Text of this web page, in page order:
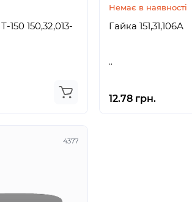
Немає в наявності
Гайка 151,31,106А
..
12.78 грн.
4377